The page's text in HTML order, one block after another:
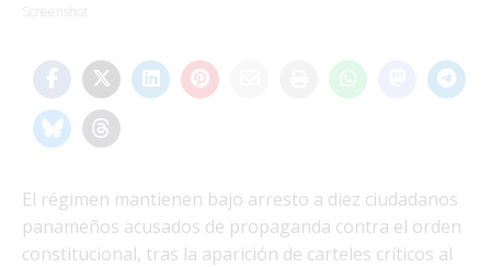
Screenshot
El régimen mantienen bajo arresto a diez ciudadanos
panameños acusados de propaganda contra el orden
constitucional, tras la aparición de carteles críticos al